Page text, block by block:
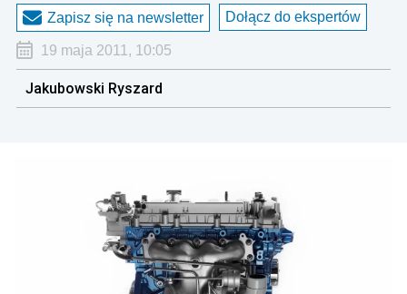
Zapisz się na newsletter Dołącz do ekspertów
19 maja 2011, 10:05
Jakubowski Ryszard